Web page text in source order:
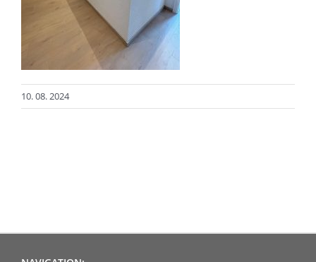
10. 08. 2024